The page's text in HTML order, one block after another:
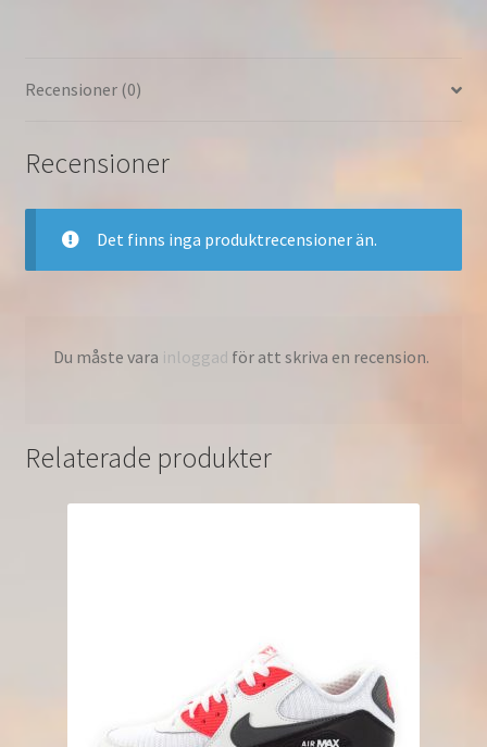
Mörkgrå-
725233-
006
mängd
Recensioner (0)
Recensioner
Det finns inga produktrecensioner än.
Du måste vara inloggad för att skriva en recension.
Relaterade produkter